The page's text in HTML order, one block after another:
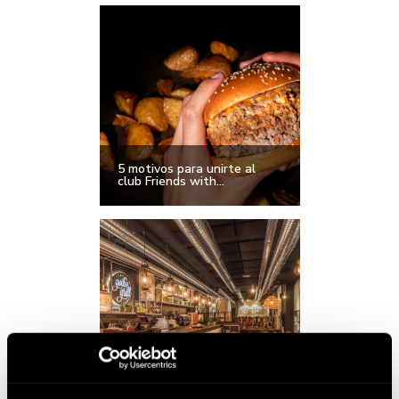
5 motivos para unirte al
club Friends with...